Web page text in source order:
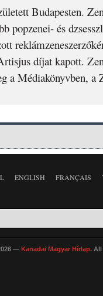
Budapesten.
popzenei- és
díjat kapott.
a Médiakönyvben, a
ENGLISH FRANÇAIS
— Kanadai Magyar Hírlap. All